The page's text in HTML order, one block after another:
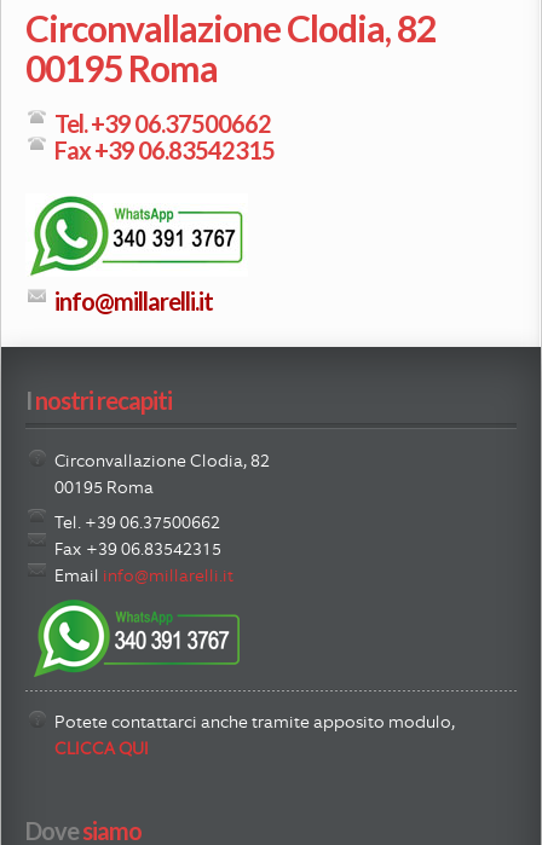
Circonvallazione Clodia, 82
00195 Roma
Tel. +39 06.37500662
Fax +39 06.83542315
info@millarelli.it
I nostri recapiti
Circonvallazione Clodia, 82
00195 Roma
Tel. +39 06.37500662
Fax +39 06.83542315
Email info@millarelli.it
Potete contattarci anche tramite apposito modulo,
CLICCA QUI
Dove siamo